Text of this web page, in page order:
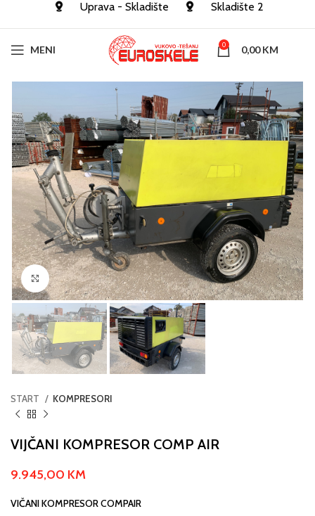
Uprava - Skladište Skladište 2
MENI 0 0,00KM
Click to enlarge
START KOMPRESORI
VIJČANI KOMPRESOR COMP AIR
9.945,00 KM
VIČANI KOMPRESOR COMPAIR